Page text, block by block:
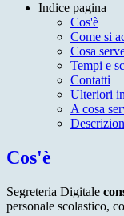
Indice pagina
Cos'è
Come si
Cosa
Tempi e
Contatti
Ulteriori
A cosa
Cos'è
Segreteria Digitale
personale scolastico,